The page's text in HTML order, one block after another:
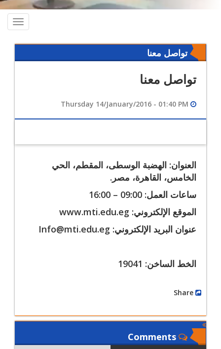
تواصل معنا
تواصل معنا
العنوان: الهضبة الوسطى، المقطم، الحي
الخامس، القاهرة، مصر.
ساعات العمل: 09:00 – 16:00
الموقع الإلكتروني: www.mti.edu.eg
عنوان البريد الإلكتروني: Info@mti.edu.eg
الخط الساخن: 19041